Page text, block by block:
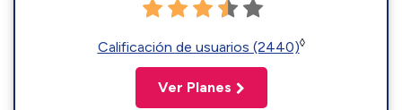
Calificación de usuarios (2440)◊
Ver Planes